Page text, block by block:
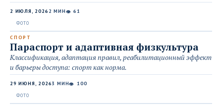
2 ИЮЛЯ, 2026 2 МИН👁 61
СПОРТ
Параспорт и адаптивная физкультура
Классификация, адаптация правил, реабилитационный эффект
и барьеры доступа: спорт как норма.
29 ИЮНЯ, 20263 МИН👁 100